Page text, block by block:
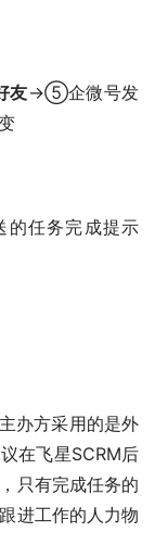
友→⑤企微号发
任务完成提示
办方采用的是外
在飞星SCRM后
只有完成任务的
进工作的人力物